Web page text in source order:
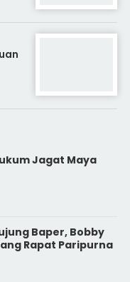
Jagat Maya
Baper, Bobby
Rapat Paripurna